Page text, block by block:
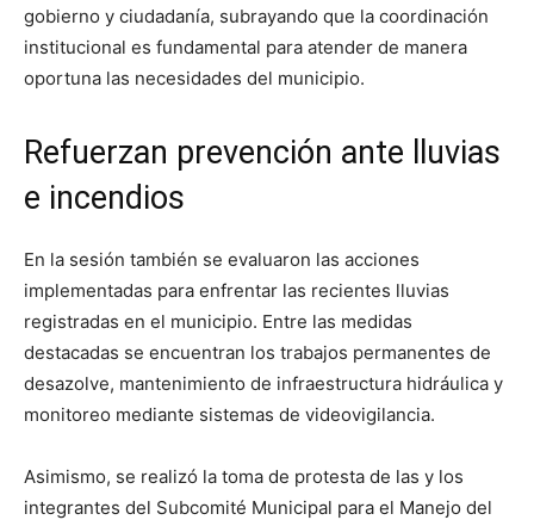
gobierno y ciudadanía, subrayando que la coordinación
institucional es fundamental para atender de manera
oportuna las necesidades del municipio.
Refuerzan prevención ante lluvias
e incendios
En la sesión también se evaluaron las acciones
implementadas para enfrentar las recientes lluvias
registradas en el municipio. Entre las medidas
destacadas se encuentran los trabajos permanentes de
desazolve, mantenimiento de infraestructura hidráulica y
monitoreo mediante sistemas de videovigilancia.
Asimismo, se realizó la toma de protesta de las y los
integrantes del Subcomité Municipal para el Manejo del